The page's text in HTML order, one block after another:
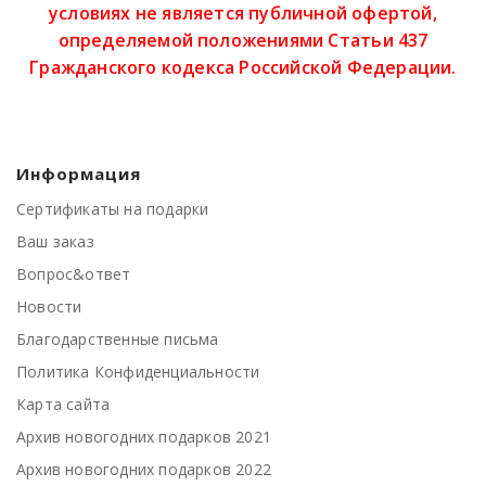
условиях не является публичной офертой,
определяемой положениями Статьи 437
Гражданского кодекса Российской Федерации.
Информация
Сертификаты на подарки
Ваш заказ
Вопрос&ответ
Новости
Благодарственные письма
Политика Конфиденциальности
Карта сайта
Архив новогодних подарков 2021
Архив новогодних подарков 2022